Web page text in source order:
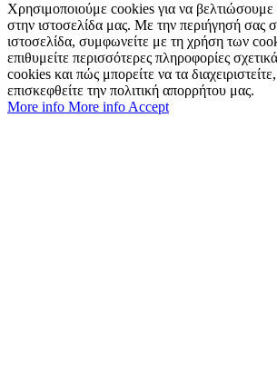
Χρησιμοποιούμε cookies για να βελτιώσουμε
στην ιστοσελίδα μας. Με την περιήγησή σας
ιστοσελίδα, συμφωνείτε με τη χρήση των
επιθυμείτε περισσότερες πληροφορίες
cookies και πώς μπορείτε να τα
επισκεφθείτε την πολιτική απορρήτου μας.
More info More info Accept